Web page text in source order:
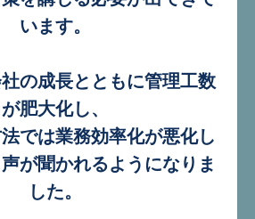
います。
の成長とともに管理工数
が肥大化し、
では業務効率化が悪化し
が聞かれるようになりま
した。